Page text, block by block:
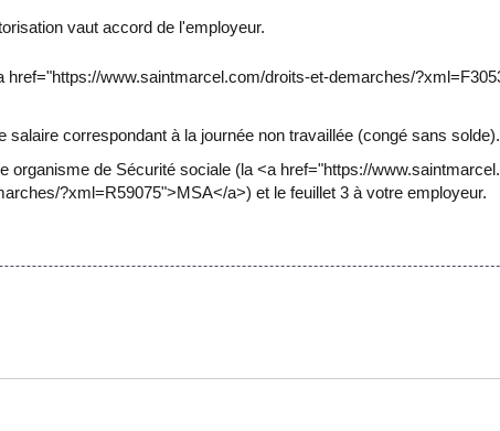
vaut accord de l'employeur.
www.saintmarcel.com/droits-et-demarches/
correspondant à la journée non travaillée (congé sans solde).
de Sécurité sociale (la <a href="https://
?xml=R59075">MSA</a>) et le feuillet 3 à votre employeur.